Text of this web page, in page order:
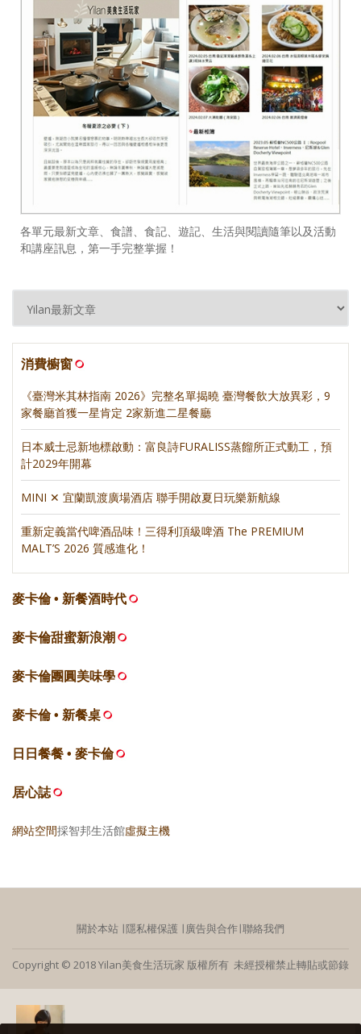
各單元最新文章、食譜、食記、遊記、生活與閱讀隨筆以及活動
和講座訊息，第一手完整掌握！
消費櫥窗
《臺灣米其林指南 2026》完整名單揭曉 臺灣餐飲大放異彩，9
家餐廳首獲一星肯定 2家新進二星餐廳
日本威士忌新地標啟動：富良詩FURALISS蒸餾所正式動工，預
計2029年開幕
MINI ✕ 宜蘭凱渡廣場酒店 聯手開啟夏日玩樂新航線
重新定義當代啤酒品味！三得利頂級啤酒 The PREMIUM
MALT’S 2026 質感進化！
麥卡倫 • 新餐酒時代
麥卡倫甜蜜新浪潮
麥卡倫團圓美味學
麥卡倫 • 新餐桌
日日餐餐 • 麥卡倫
居心誌
網站空間採智邦生活館虛擬主機
關於本站 ∣隱私權保護 ∣廣告與合作∣聯絡我們
Copyright © 2018 Yilan美食生活玩家 版權所有 未經授權禁止轉貼或節錄